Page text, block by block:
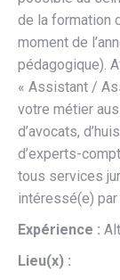
de la formation
moment de
pédagogique).
« Assistant /
votre métier
d’avocats,
d’experts-
tous services
intéressé(e)
Expérience :
Lieu(x) :